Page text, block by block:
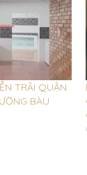
TRÃI QUẬN
BÀU